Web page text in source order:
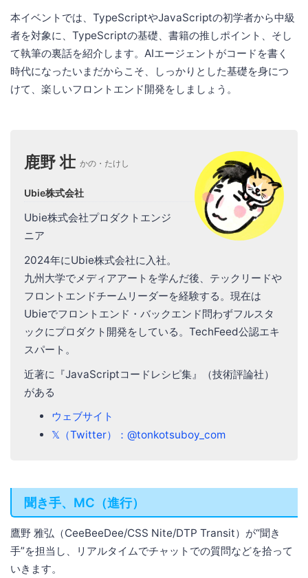
本イベントでは、TypeScriptやJavaScriptの初学者から中級
者を対象に、TypeScriptの基礎、書籍の推しポイント、そし
て執筆の裏話を紹介します。AIエージェントがコードを書く
時代になったいまだからこそ、しっかりとした基礎を身につ
けて、楽しいフロントエンド開発をしましょう。
鹿野 壮 かの・たけし
Ubie株式会社
Ubie株式会社プロダクトエンジ
ニア
2024年にUbie株式会社に入社。
九州大学でメディアアートを学んだ後、テックリードや
フロントエンドチームリーダーを経験する。現在は
Ubieでフロントエンド・バックエンド問わずフルスタ
ックにプロダクト開発をしている。TechFeed公認エキ
スパート。
近著に『JavaScriptコードレシピ集』（技術評論社）
がある
ウェブサイト
𝕏（Twitter）：@tonkotsuboy_com
聞き手、MC（進行）
鷹野 雅弘（CeeBeeDee/CSS Nite/DTP Transit）が“聞き
手”を担当し、リアルタイムでチャットでの質問などを拾って
いきます。